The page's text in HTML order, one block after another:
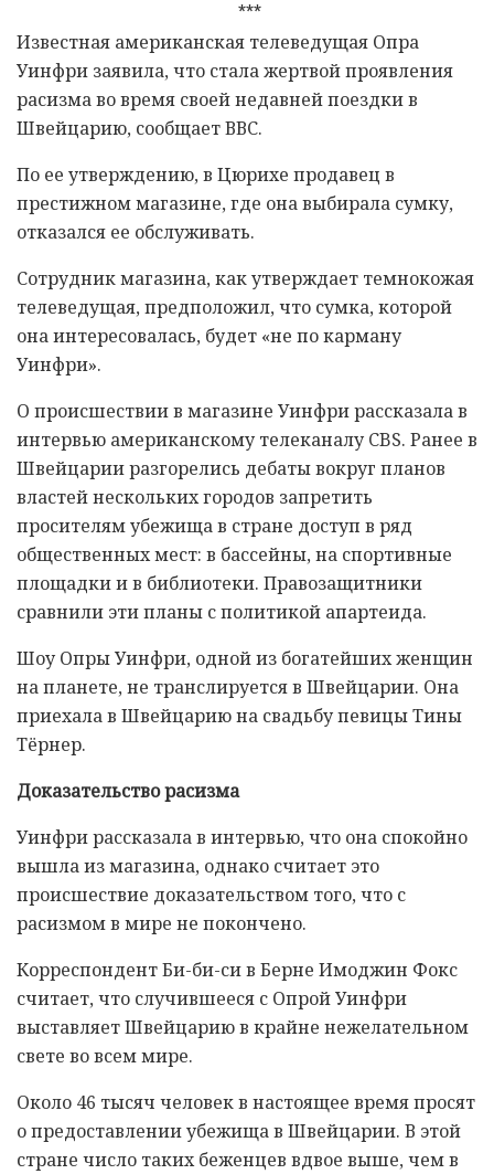
***
Известная американская телеведущая Опра
Уинфри заявила, что стала жертвой проявления
расизма во время своей недавней поездки в
Швейцарию, сообщает ВВС.
По ее утверждению, в Цюрихе продавец в
престижном магазине, где она выбирала сумку,
отказался ее обслуживать.
Сотрудник магазина, как утверждает темнокожая
телеведущая, предположил, что сумка, которой
она интересовалась, будет «не по карману
Уинфри».
О происшествии в магазине Уинфри рассказала в
интервью американскому телеканалу CBS. Ранее в
Швейцарии разгорелись дебаты вокруг планов
властей нескольких городов запретить
просителям убежища в стране доступ в ряд
общественных мест: в бассейны, на спортивные
площадки и в библиотеки. Правозащитники
сравнили эти планы с политикой апартеида.
Шоу Опры Уинфри, одной из богатейших женщин
на планете, не транслируется в Швейцарии. Она
приехала в Швейцарию на свадьбу певицы Тины
Тёрнер.
Доказательство расизма
Уинфри рассказала в интервью, что она спокойно
вышла из магазина, однако считает это
происшествие доказательством того, что с
расизмом в мире не покончено.
Корреспондент Би-би-си в Берне Имоджин Фокс
считает, что случившееся с Опрой Уинфри
выставляет Швейцарию в крайне нежелательном
свете во всем мире.
Около 46 тысяч человек в настоящее время просят
о предоставлении убежища в Швейцарии. В этой
стране число таких беженцев вдвое выше, чем в